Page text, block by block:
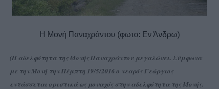
Η Μονή Παναχράντου (φωτο: Εν Άνδρω)
(Η αδελφότητα της Μονής Παναχράντου μεγαλώνει. Σύμφωνα
με την Μονή την Πέμπτη 19/5/2016 ο νεαρός Γεώργιος
εντάσσεται οριστικά ως μοναχός στην αδελφότητα της Μονής.